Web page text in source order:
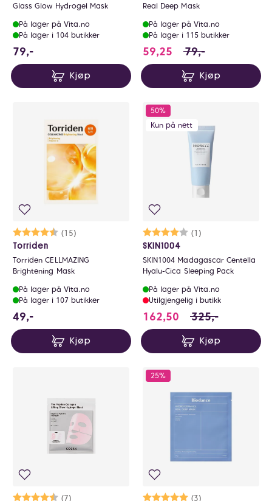
Glass Glow Hydrogel Mask
På lager på Vita.no
På lager i 104 butikker
79,-
Kjøp
Real Deep Mask
På lager på Vita.no
På lager i 115 butikker
59,25 59.25 i stedet for
79,-
Kjøp
Karakter:
(15)
4.7 av 5 mulige
Torriden
Torriden CELLMAZING
Brightening Mask
På lager på Vita.no
På lager i 107 butikker
49,-
Kjøp
50%
Kun på nett
Karakter:
(1)
4.0 av 5 mulige
SKIN1004
SKIN1004 Madagascar Centella
Hyalu-Cica Sleeping Pack
På lager på Vita.no
Utilgjengelig i butikk
162,50 162.5 i stedet for
325,-
Kjøp
(7)
25%
(3)